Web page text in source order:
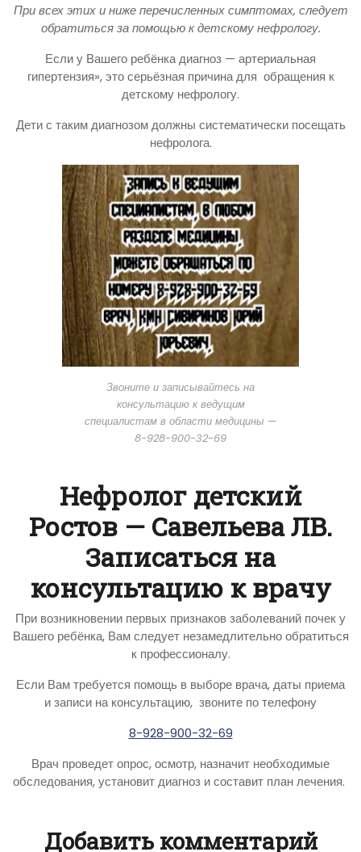
При всех этих и ниже перечисленных симптомах, следует
обратиться за помощью к детскому нефрологу.
Если у Вашего ребёнка диагноз — артериальная
гипертензия», это серьёзная причина для обращения к
детскому нефрологу.
Дети с таким диагнозом должны систематически посещать
нефролога.
Звоните и записывайтесь на
консультацию к ведущим
специалистам в области медицины —
8-928-900-32-69
Нефролог детский
Ростов — Савельева ЛВ.
Записаться на
консультацию к врачу
При возникновении первых признаков заболеваний почек у
Вашего ребёнка, Вам следует незамедлительно обратиться
к профессионалу.
Если Вам требуется помощь в выборе врача, даты приема
и записи на консультацию, звоните по телефону
8-928-900-32-69
Врач проведет опрос, осмотр, назначит необходимые
обследования, установит диагноз и составит план лечения.
Добавить комментарий